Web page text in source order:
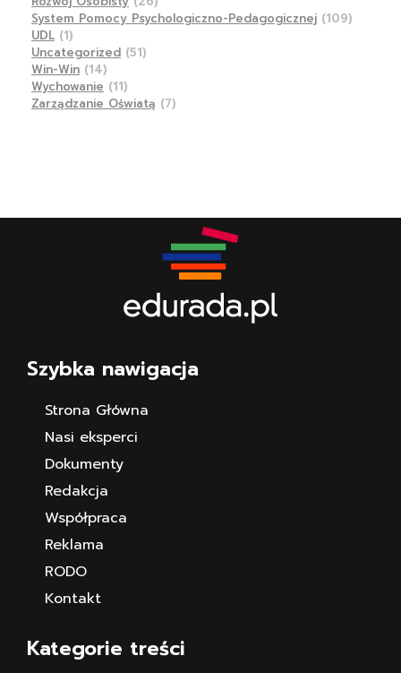
System Pomocy Psychologiczno-Pedagogicznej (109)
UDL (1)
Uncategorized (51)
Win-Win (14)
Wychowanie (11)
Zarządzanie Oświatą (7)
Szybka nawigacja
Strona Główna
Nasi eksperci
Dokumenty
Redakcja
Współpraca
Reklama
RODO
Kontakt
Kategorie treści